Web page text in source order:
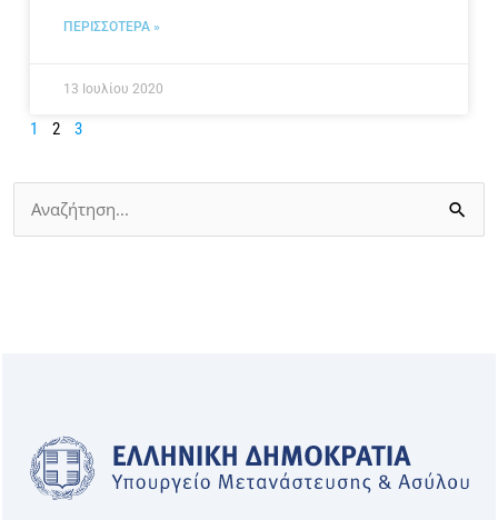
ΠΕΡΙΣΣΟΤΕΡΑ »
13 Ιουλίου 2020
1 2 3
Αναζήτηση
για: